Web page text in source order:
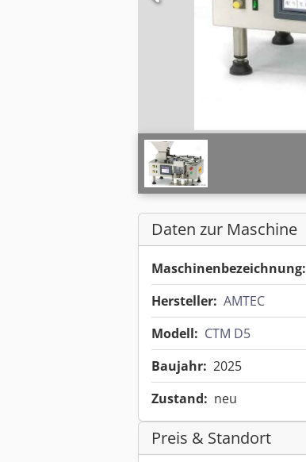
Daten zur Maschine
Maschinenbezeichnung:
Hersteller: AMTEC
Modell: CTM D5
Baujahr: 2025
Zustand: neu
Preis & Standort